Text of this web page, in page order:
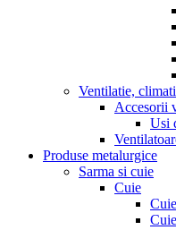
Ventilatie,
Accesorii
Usi
Produse metalurgice
Sarma si cuie
Cuie